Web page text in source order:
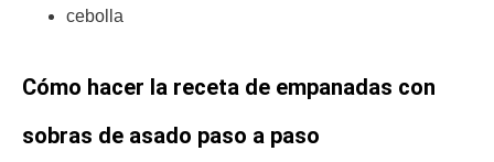
cebolla
Cómo hacer la receta de empanadas con
sobras de asado paso a paso